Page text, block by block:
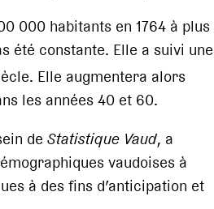
000 habitants en 1764 à plus
été constante. Elle a suivi une
Elle augmentera alors
les années 40 et 60.
de Statistique Vaud, a
vaudoises à
à des fins d’anticipation et